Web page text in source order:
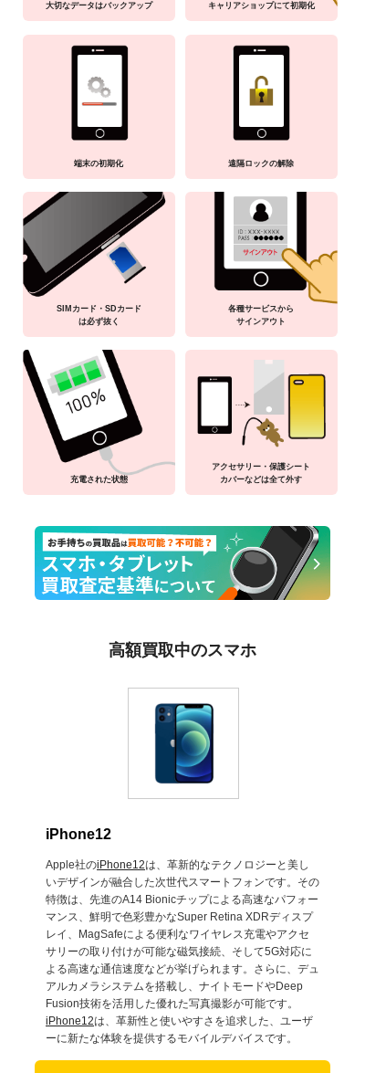
大切なデータはバックアップ
キャリアショップにて初期化
端末の初期化 遠隔ロックの解除
SIMカード・SDカード
は必ず抜く
各種サービスから
サインアウト
充電された状態
アクセサリー・保護シート
カバーなどは全て外す
高額買取中のスマホ
iPhone12
Apple社のiPhone12は、革新的なテクノロジーと美し
いデザインが融合した次世代スマートフォンです。その
特徴は、先進のA14 Bionicチップによる高速なパフォー
マンス、鮮明で色彩豊かなSuper Retina XDRディスプ
レイ、MagSafeによる便利なワイヤレス充電やアクセ
サリーの取り付けが可能な磁気接続、そして5G対応に
よる高速な通信速度などが挙げられます。さらに、デュ
アルカメラシステムを搭載し、ナイトモードやDeep
Fusion技術を活用した優れた写真撮影が可能です。
iPhone12は、革新性と使いやすさを追求した、ユーザ
ーに新たな体験を提供するモバイルデバイスです。